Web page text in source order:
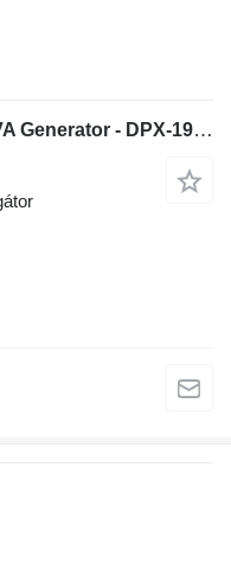
Cummins KTAA19-G6A - 700 kVA Generator - DPX-19848